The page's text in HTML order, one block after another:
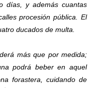
días, y además cuantas
procesión pública. El
ducados de multa.
más que por medida;
podrá beber en aquel
forastera, cuidando de